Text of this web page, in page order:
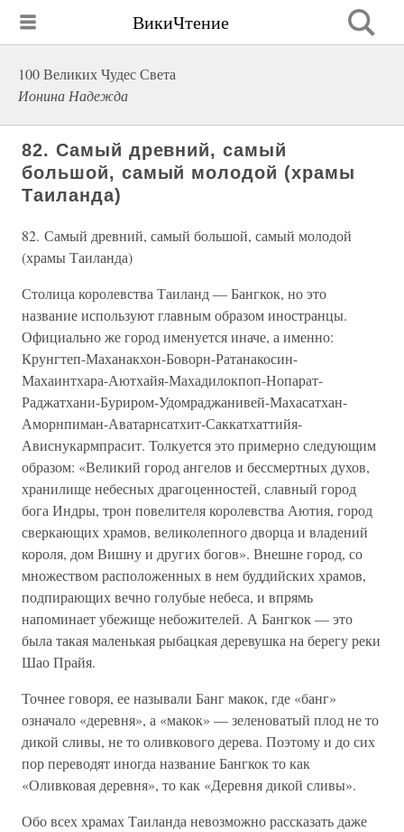
ВикиЧтение
100 Великих Чудес Света
Ионина Надежда
82. Самый древний, самый
большой, самый молодой (храмы
Таиланда)
82. Самый древний, самый большой, самый молодой
(храмы Таиланда)
Столица королевства Таиланд — Бангкок, но это
название используют главным образом иностранцы.
Официально же город именуется иначе, а именно:
Крунгтеп-Маханакхон-Боворн-Ратанакосин-
Махаинтхара-Аютхайя-Махадилокпоп-Нопарат-
Раджатхани-Буриром-Удомраджанивей-Махасатхан-
Аморнпиман-Аватарнсатхит-Саккатхаттийя-
Ависнукармпрасит. Толкуется это примерно следующим
образом: «Великий город ангелов и бессмертных духов,
хранилище небесных драгоценностей, славный город
бога Индры, трон повелителя королевства Аютия, город
сверкающих храмов, великолепного дворца и владений
короля, дом Вишну и других богов». Внешне город, со
множеством расположенных в нем буддийских храмов,
подпирающих вечно голубые небеса, и впрямь
напоминает убежище небожителей. А Бангкок — это
была такая маленькая рыбацкая деревушка на берегу реки
Шао Прайя.
Точнее говоря, ее называли Банг макок, где «банг»
означало «деревня», а «макок» — зеленоватый плод не то
дикой сливы, не то оливкового дерева. Поэтому и до сих
пор переводят иногда название Бангкок то как
«Оливковая деревня», то как «Деревня дикой сливы».
Обо всех храмах Таиланда невозможно рассказать даже